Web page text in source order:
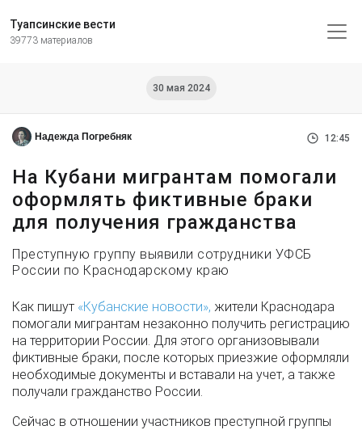
Туапсинские вести
39773 материалов
30 мая 2024
Надежда Погребняк 12:45
На Кубани мигрантам помогали
оформлять фиктивные браки
для получения гражданства
Преступную группу выявили сотрудники УФСБ
России по Краснодарскому краю
Как пишут «Кубанские новости», жители Краснодара
помогали мигрантам незаконно получить регистрацию
на территории России. Для этого организовывали
фиктивные браки, после которых приезжие оформляли
необходимые документы и вставали на учет, а также
получали гражданство России.
Сейчас в отношении участников преступной группы